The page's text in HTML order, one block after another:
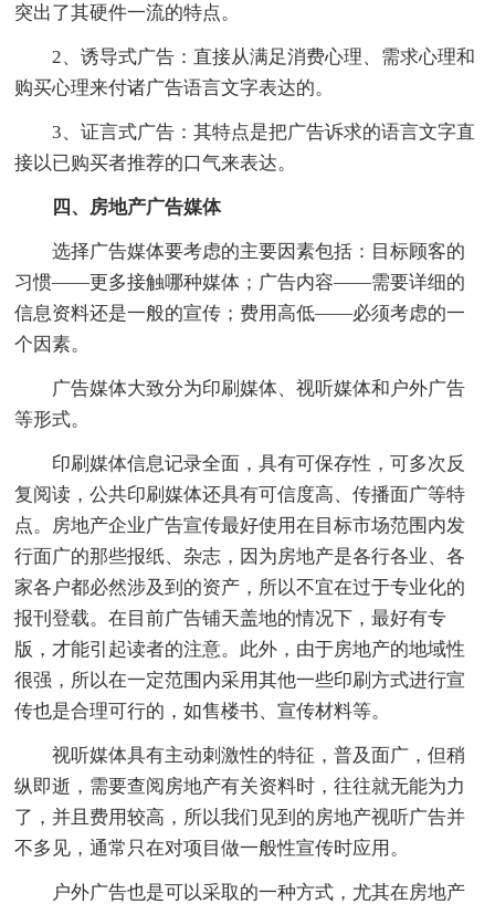
突出了其硬件一流的特点。
2、诱导式广告：直接从满足消费心理、需求心理和
购买心理来付诸广告语言文字表达的。
3、证言式广告：其特点是把广告诉求的语言文字直
接以已购买者推荐的口气来表达。
四、房地产广告媒体
选择广告媒体要考虑的主要因素包括：目标顾客的
习惯——更多接触哪种媒体；广告内容——需要详细的
信息资料还是一般的宣传；费用高低——必须考虑的一
个因素。
广告媒体大致分为印刷媒体、视听媒体和户外广告
等形式。
印刷媒体信息记录全面，具有可保存性，可多次反
复阅读，公共印刷媒体还具有可信度高、传播面广等特
点。房地产企业广告宣传最好使用在目标市场范围内发
行面广的那些报纸、杂志，因为房地产是各行各业、各
家各户都必然涉及到的资产，所以不宜在过于专业化的
报刊登载。在目前广告铺天盖地的情况下，最好有专
版，才能引起读者的注意。此外，由于房地产的地域性
很强，所以在一定范围内采用其他一些印刷方式进行宣
传也是合理可行的，如售楼书、宣传材料等。
视听媒体具有主动刺激性的特征，普及面广，但稍
纵即逝，需要查阅房地产有关资料时，往往就无能为力
了，并且费用较高，所以我们见到的房地产视听广告并
不多见，通常只在对项目做一般性宣传时应用。
户外广告也是可以采取的一种方式，尤其在房地产